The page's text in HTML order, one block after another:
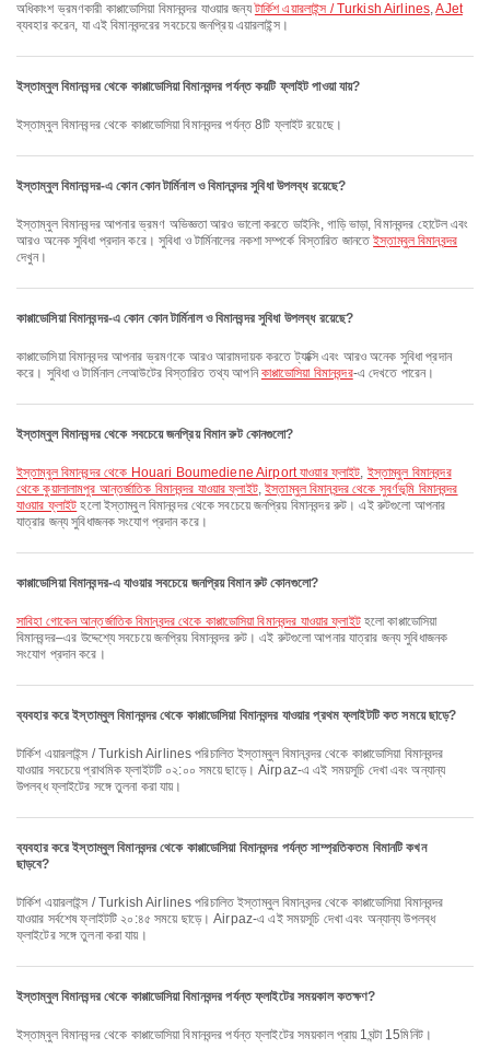
অধিকাংশ ভ্রমণকারী কাপ্পাডোসিয়া বিমানবন্দর যাওয়ার জন্যটার্কিশ এয়ারলাইন্স / Turkish Airlines,AJet
ব্যবহার করেন, যা এই বিমানবন্দরের সবচেয়ে জনপ্রিয় এয়ারলাইন্স।
ইস্তাম্বুল বিমানবন্দর থেকে কাপ্পাডোসিয়া বিমানবন্দর পর্যন্ত কয়টি ফ্লাইট পাওয়া যায়?
ইস্তাম্বুল বিমানবন্দর থেকে কাপ্পাডোসিয়া বিমানবন্দর পর্যন্ত 8টি ফ্লাইট রয়েছে।
ইস্তাম্বুল বিমানবন্দর-এ কোন কোন টার্মিনাল ও বিমানবন্দর সুবিধা উপলব্ধ রয়েছে?
ইস্তাম্বুল বিমানবন্দর আপনার ভ্রমণ অভিজ্ঞতা আরও ভালো করতে ডাইনিং, গাড়ি ভাড়া, বিমানবন্দর হোটেল এবং
আরও অনেক সুবিধা প্রদান করে। সুবিধা ও টার্মিনালের নকশা সম্পর্কে বিস্তারিত জানতেইস্তাম্বুল বিমানবন্দর
দেখুন।
কাপ্পাডোসিয়া বিমানবন্দর-এ কোন কোন টার্মিনাল ও বিমানবন্দর সুবিধা উপলব্ধ রয়েছে?
কাপ্পাডোসিয়া বিমানবন্দর আপনার ভ্রমণকে আরও আরামদায়ক করতে ট্যাক্সি এবং আরও অনেক সুবিধা প্রদান
করে। সুবিধা ও টার্মিনাল লেআউটের বিস্তারিত তথ্য আপনিকাপ্পাডোসিয়া বিমানবন্দর-এ দেখতে পারেন।
ইস্তাম্বুল বিমানবন্দর থেকে সবচেয়ে জনপ্রিয় বিমান রুট কোনগুলো?
ইস্তাম্বুল বিমানবন্দর থেকে Houari Boumediene Airport যাওয়ার ফ্লাইট, ইস্তাম্বুল বিমানবন্দর
থেকে কুয়ালালামপুর আন্তর্জাতিক বিমানবন্দর যাওয়ার ফ্লাইট,ইস্তাম্বুল বিমানবন্দর থেকে সুবর্ণভূমি বিমানবন্দর
যাওয়ার ফ্লাইট হলো ইস্তাম্বুল বিমানবন্দর থেকে সবচেয়ে জনপ্রিয় বিমানবন্দর রুট। এই রুটগুলো আপনার
যাত্রার জন্য সুবিধাজনক সংযোগ প্রদান করে।
কাপ্পাডোসিয়া বিমানবন্দর-এ যাওয়ার সবচেয়ে জনপ্রিয় বিমান রুট কোনগুলো?
সাবিহা গোকেন আন্তর্জাতিক বিমানবন্দর থেকে কাপ্পাডোসিয়া বিমানবন্দর যাওয়ার ফ্লাইটহলো কাপ্পাডোসিয়া
বিমানবন্দর–এর উদ্দেশ্যে সবচেয়ে জনপ্রিয় বিমানবন্দর রুট। এই রুটগুলো আপনার যাত্রার জন্য সুবিধাজনক
সংযোগ প্রদান করে।
ব্যবহার করে ইস্তাম্বুল বিমানবন্দর থেকে কাপ্পাডোসিয়া বিমানবন্দর যাওয়ার প্রথম ফ্লাইটটি কত সময়ে ছাড়ে?
টার্কিশ এয়ারলাইন্স / Turkish Airlines পরিচালিত ইস্তাম্বুল বিমানবন্দর থেকে কাপ্পাডোসিয়া বিমানবন্দর
যাওয়ার সবচেয়ে প্রাথমিক ফ্লাইটটি ০২:০০ সময়ে ছাড়ে। Airpaz-এ এই সময়সূচি দেখা এবং অন্যান্য
উপলব্ধ ফ্লাইটের সঙ্গে তুলনা করা যায়।
ব্যবহার করে ইস্তাম্বুল বিমানবন্দর থেকে কাপ্পাডোসিয়া বিমানবন্দর পর্যন্ত সাম্প্রতিকতম বিমানটি কখন
ছাড়বে?
টার্কিশ এয়ারলাইন্স / Turkish Airlines পরিচালিত ইস্তাম্বুল বিমানবন্দর থেকে কাপ্পাডোসিয়া বিমানবন্দর
যাওয়ার সর্বশেষ ফ্লাইটটি ২০:৪৫ সময়ে ছাড়ে। Airpaz-এ এই সময়সূচি দেখা এবং অন্যান্য উপলব্ধ
ফ্লাইটের সঙ্গে তুলনা করা যায়।
ইস্তাম্বুল বিমানবন্দর থেকে কাপ্পাডোসিয়া বিমানবন্দর পর্যন্ত ফ্লাইটের সময়কাল কতক্ষণ?
ইস্তাম্বুল বিমানবন্দর থেকে কাপ্পাডোসিয়া বিমানবন্দর পর্যন্ত ফ্লাইটের সময়কাল প্রায় 1ঘন্টা 15মিনিট।